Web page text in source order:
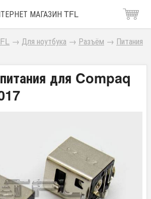
МАГАЗИН TFL
→ Для ноутбука → Разъём → Питания
для Compaq